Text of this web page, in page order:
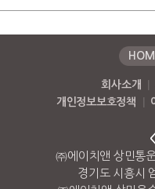
회사소개
개인정보보호정책
㈜에이치앤 상민통
경기도 시흥시